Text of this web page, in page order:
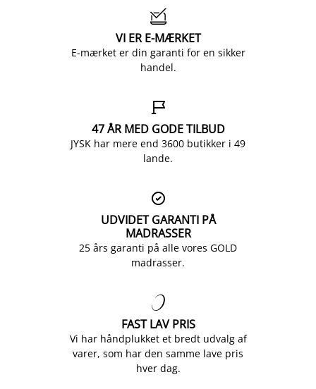

VI ER E-MÆRKET
E-mærket er din garanti for en sikker
handel.

47 ÅR MED GODE TILBUD
JYSK har mere end 3600 butikker i 49
lande.

UDVIDET GARANTI PÅ
MADRASSER
25 års garanti på alle vores GOLD
madrasser.

FAST LAV PRIS
Vi har håndplukket et bredt udvalg af
varer, som har den samme lave pris
hver dag.